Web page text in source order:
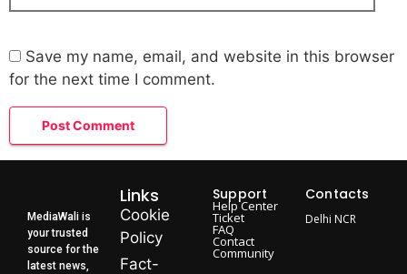
Save my name, email, and website in this browser
for the next time I comment.
MediaWali is
your trusted
source for the
latest news,
Links
Cookie
Policy
Fact-
Support
Help Center
Ticket
FAQ
Contact
Community
Contacts
Delhi NCR